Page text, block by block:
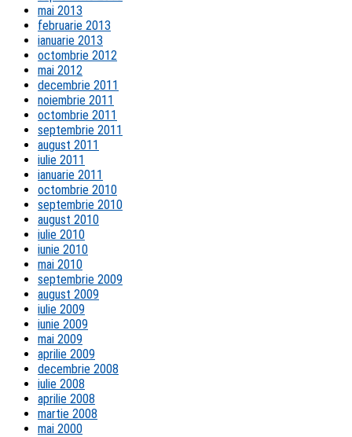
mai 2013
februarie 2013
ianuarie 2013
octombrie 2012
mai 2012
decembrie 2011
noiembrie 2011
octombrie 2011
septembrie 2011
august 2011
iulie 2011
ianuarie 2011
octombrie 2010
septembrie 2010
august 2010
iulie 2010
iunie 2010
mai 2010
septembrie 2009
august 2009
iulie 2009
iunie 2009
mai 2009
aprilie 2009
decembrie 2008
iulie 2008
aprilie 2008
martie 2008
mai 2000